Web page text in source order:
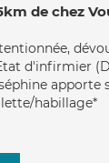
de chez
,
d'infirmier
apporte
habillage*